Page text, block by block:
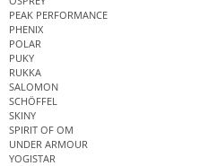
PEAK PERFORMANCE
PHENIX
POLAR
PUKY
RUKKA
SALOMON
SCHÖFFEL
SKINY
SPIRIT OF OM
UNDER ARMOUR
YOGISTAR